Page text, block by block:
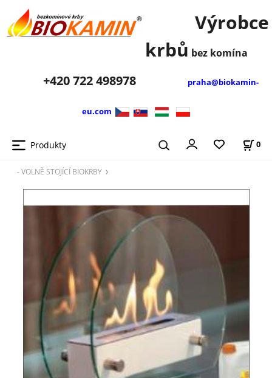
Výrobce
krbů bez komína
+420722 498978 praha@biokamin-
eu.com
Produkty 0
- VOLNĚ STOJÍCÍ BIOKRBY